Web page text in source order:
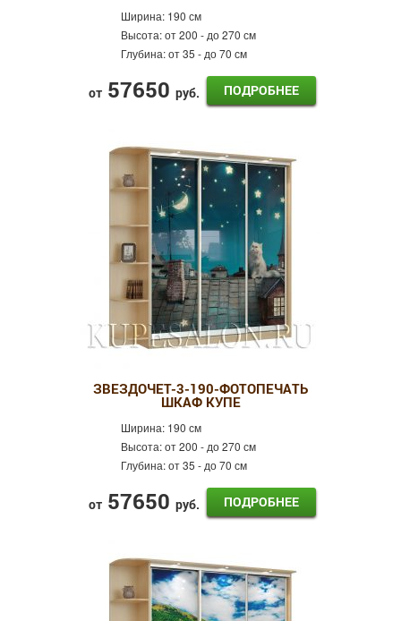
Ширина: 190 см
Высота:от 200 - до 270 см
Глубина:от 35 - до 70 см
от 57650 руб. ПОДРОБНЕЕ
ЗВЕЗДОЧЕТ-3-190-ФОТОПЕЧАТЬ
ШКАФ КУПЕ
Ширина: 190 см
Высота:от 200 - до 270 см
Глубина:от 35 - до 70 см
от 57650 руб. ПОДРОБНЕЕ